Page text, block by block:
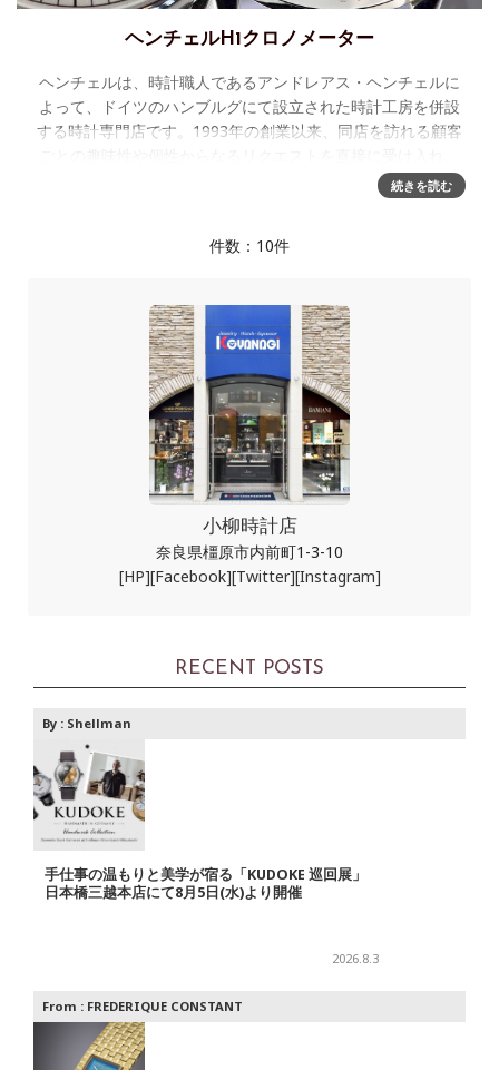
ヘンチェルH1クロノメーター
ヘンチェルは、時計職人であるアンドレアス・ヘンチェルに
よって、ドイツのハンブルグにて設立された時計工房を併設
する時計専門店です。1993年の創業以来、同店を訪れる顧客
続きを読む
件数：10件
小柳時計店
奈良県橿原市内前町1-3-10
[HP][Facebook][Twitter][Instagram]
RECENT POSTS
By : Shellman
手仕事の温もりと美学が宿る「KUDOKE 巡回展」
日本橋三越本店にて8月5日(水)より開催
2026.8.3
From : FREDERIQUE CONSTANT